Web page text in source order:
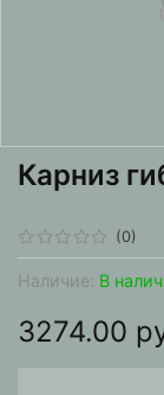
(0)
Наличие: В
Карниз
3274.00